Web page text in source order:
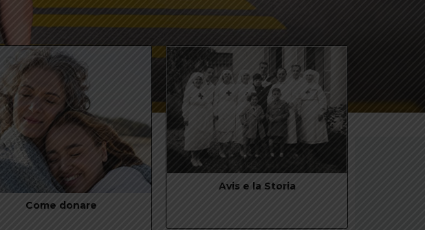
Come donare
Avis e la Storia
ai nostri
Se sei un tesserato puoi utilizzare questo spazio per
comunicare eventuali variazioni ai tuoi dati.
Entra